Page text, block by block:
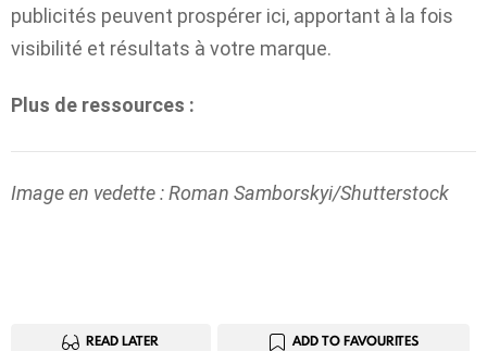
publicités peuvent prospérer ici, apportant à la fois
visibilité et résultats à votre marque.
Plus de ressources :
Image en vedette : Roman Samborskyi/Shutterstock
READ LATER ADD TO FAVOURITES